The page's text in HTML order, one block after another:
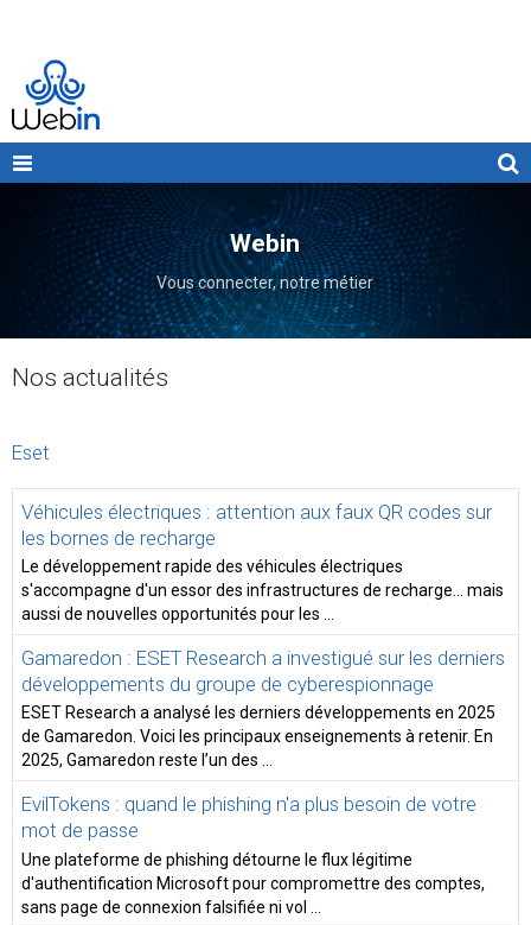
Webin
Vous connecter, notre métier
Nos actualités
Eset
Véhicules électriques : attention aux faux QR codes sur
les bornes de recharge
Le développement rapide des véhicules électriques
s'accompagne d'un essor des infrastructures de recharge… mais
aussi de nouvelles opportunités pour les ...
Gamaredon : ESET Research a investigué sur les derniers
développements du groupe de cyberespionnage
ESET Research a analysé les derniers développements en 2025
de Gamaredon. Voici les principaux enseignements à retenir. En
2025, Gamaredon reste l’un des ...
EvilTokens : quand le phishing n'a plus besoin de votre
mot de passe
Une plateforme de phishing détourne le flux légitime
d'authentification Microsoft pour compromettre des comptes,
sans page de connexion falsifiée ni vol ...